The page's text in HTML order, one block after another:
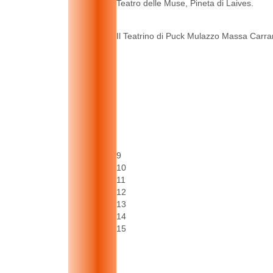
Teatro delle Muse, Pineta di Laives.
Il Teatrino di Puck Mulazzo Massa
9
10
11
12
13
14
15